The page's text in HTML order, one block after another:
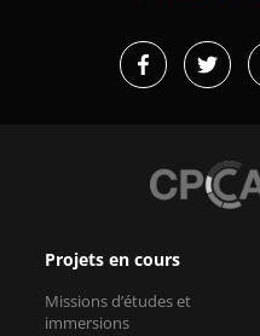
Projets en cours
Missions d’études et
immersions